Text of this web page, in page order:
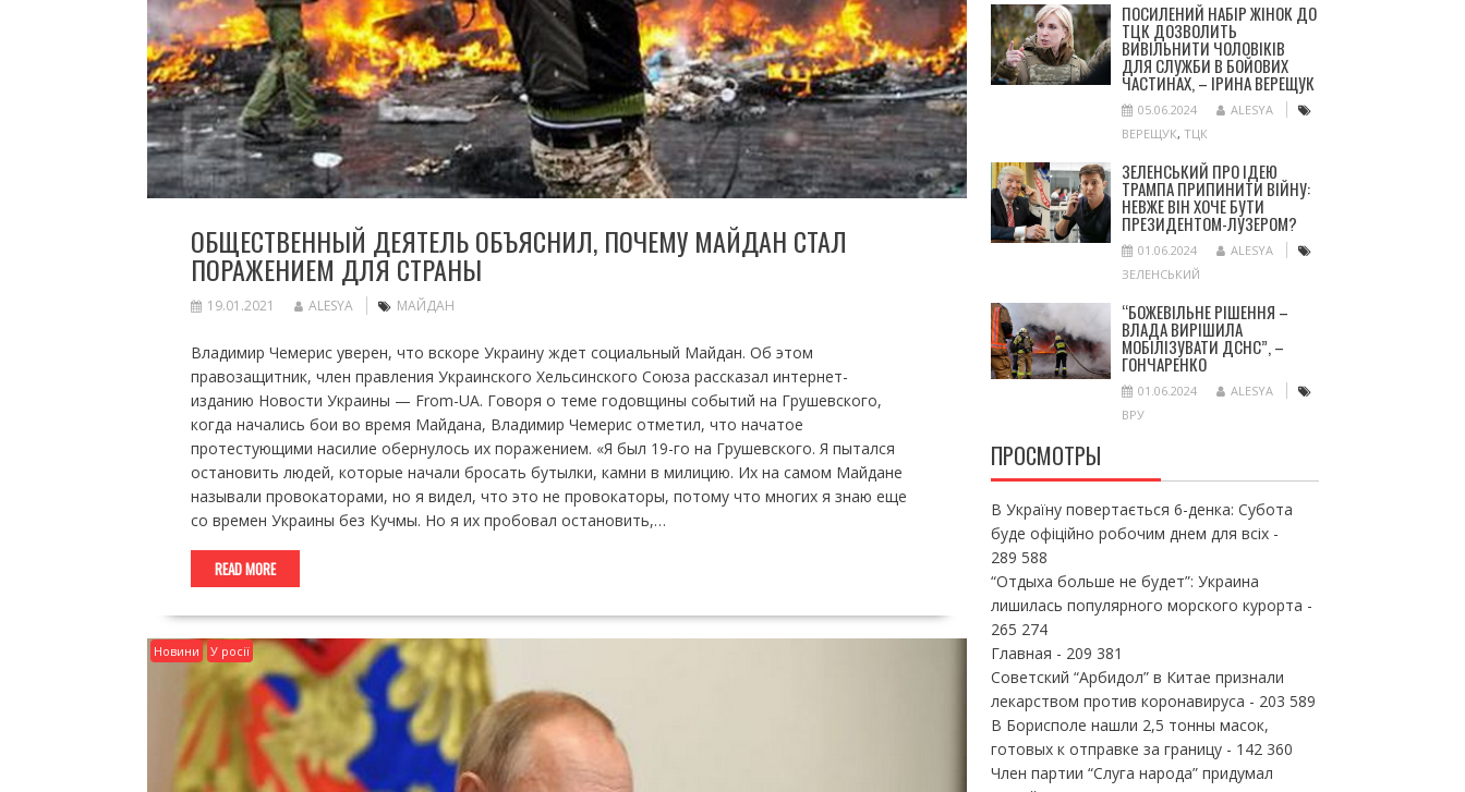
ОБЩЕСТВЕННЫЙ ДЕЯТЕЛЬ ОБЪЯСНИЛ, ПОЧЕМУ МАЙДАН СТАЛ
ПОРАЖЕНИЕМ ДЛЯ СТРАНЫ
19.01.2021 ALESYA МАЙДАН
Владимир Чемерис уверен, что вскоре Украину ждет социальный Майдан. Об этом
правозащитник, член правления Украинского Хельсинского Союза рассказал интернет-
изданию Новости Украины — From-UA. Говоря о теме годовщины событий на Грушевского,
когда начались бои во время Майдана, Владимир Чемерис отметил, что начатое
протестующими насилие обернулось их поражением. «Я был 19-го на Грушевского. Я пытался
остановить людей, которые начали бросать бутылки, камни в милицию. Их на самом Майдане
называли провокаторами, но я видел, что это не провокаторы, потому что многих я знаю еще
со времен Украины без Кучмы. Но я их пробовал остановить,…
READ MORE
Новини У росії
ПОСИЛЕНИЙ НАБІР ЖІНОК ДО
ТЦК ДОЗВОЛИТЬ
ВИВІЛЬНИТИ ЧОЛОВІКІВ
ДЛЯ СЛУЖБИ В БОЙОВИХ
ЧАСТИНАХ, – ІРИНА ВЕРЕЩУК
05.06.2024
ALESYA
ВЕРЕЩУК, ТЦК
ЗЕЛЕНСЬКИЙ ПРО ІДЕЮ
ТРАМПА ПРИПИНИТИ ВІЙНУ:
НЕВЖЕ ВІН ХОЧЕ БУТИ
ПРЕЗИДЕНТОМ-ЛУЗЕРОМ?
01.06.2024
ALESYA
ЗЕЛЕНСЬКИЙ
“БОЖЕВІЛЬНЕ РІШЕННЯ –
ВЛАДА ВИРІШИЛА
МОБІЛІЗУВАТИ ДСНС”, –
ГОНЧАРЕНКО
01.06.2024
ALESYA
ВРУ
ПРОСМОТРЫ
В Україну повертається 6-денка: Субота
буде офіційно робочим днем для всіх-
289 588
“Отдыха больше не будет”: Украина
лишилась популярного морского курорта -
265 274
Главная - 209 381
Советский “Арбидол” в Китае признали
лекарством против коронавируса - 203 589
В Борисполе нашли 2,5 тонны масок,
готовых к отправке за границу- 142 360
Член партии “Слуга народа” придумал